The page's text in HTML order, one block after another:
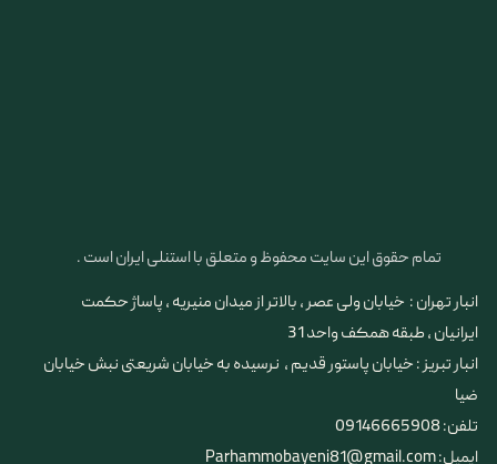
تمام حقوق این سایت محفوظ و متعلق با استنلی ایران است .
انبار تهران : خیابان ولی عصر ، بالاتر از میدان منیریه ، پاساژ حکمت
ایرانیان ، طبقه همکف واحد 31
​​​​​​​انبار تبریز : خیابان پاستور قدیم ، نرسیده به خیابان شریعتی نبش خیابان
ضیا
تلفن: 09146665908
ایمیل: Parhammobayeni81@gmail.com